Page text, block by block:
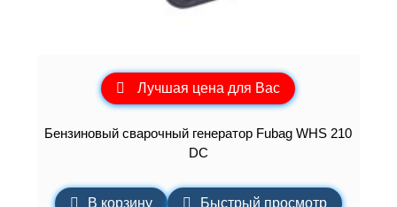
Лучшая цена для Вас
Бензиновый сварочный генератор Fubag WHS 210
DC
В корзину Быстрый просмотр